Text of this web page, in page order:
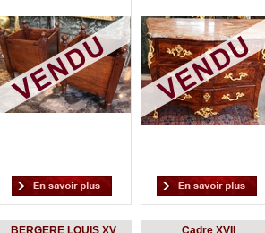
BERGERE LOUIS XV Cadre XVII